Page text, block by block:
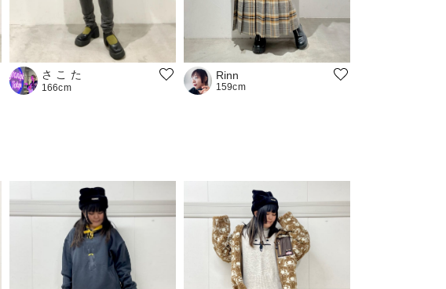
さ こ た
166cm
Rinn
159cm